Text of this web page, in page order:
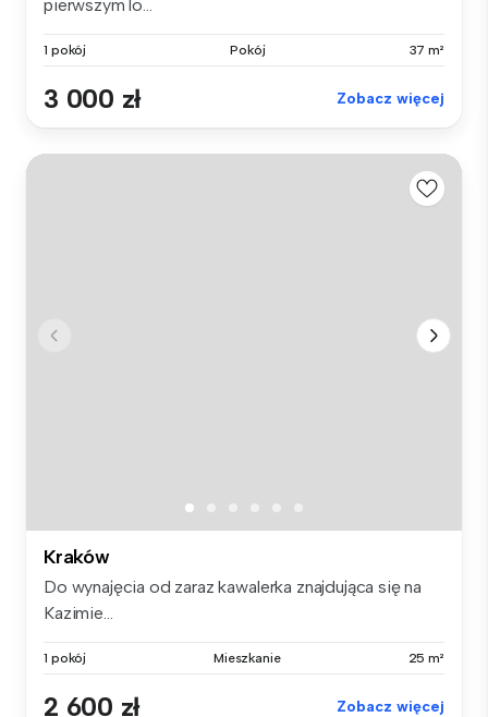
pierwszym lo...
1 pokój Pokój 37 m²
3 000 zł Zobacz więcej
Kraków
Do wynajęcia od zaraz kawalerka znajdująca się na
Kazimie...
1 pokój Mieszkanie 25 m²
2 600 zł Zobacz więcej